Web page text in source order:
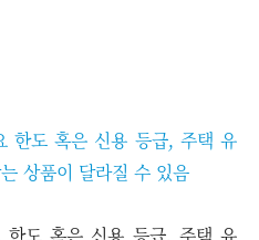
한도 혹은 신용 등급, 주택 유
상품이 달라질 수 있음